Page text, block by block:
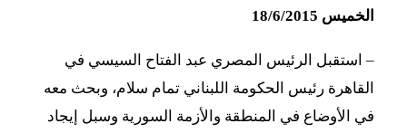
الخميس 18/6/2015
– استقبل الرئيس المصري عبد الفتاح السيسي في
القاهرة رئيس الحكومة اللبناني تمام سلام، وبحث معه
في الأوضاع في المنطقة والأزمة السورية وسبل إيجاد